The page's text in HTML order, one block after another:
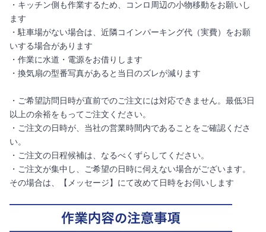
・キッチン側も作業するため、コンロ周辺の小物移動をお願いし
ます
・駐車場がない場合は、近隣コインパーキング代（実費）をお願
いする場合があります
・作業に水道・電源をお借りします
・換気扇の型番写真があると当日のズレが減ります
・ご希望訪問日時が直前でのご注文には対応できません。最低3日
以上の余裕をもってご注文ください。
・ご注文の日時が、当社の営業時間内であることをご確認くださ
い。
・ご注文の日程候補は、なるべくずらしてください。
・ご注文が集中し、ご希望の日時に伺えない場合がございます。
その場合は、【メッセージ】にて改めて日時をお伺いします